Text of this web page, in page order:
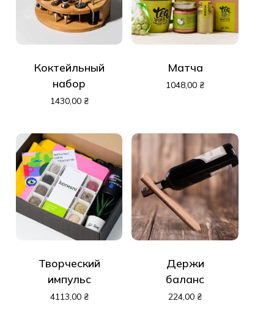
Коктейльный
набор
1430,00 ₴
Матча
1048,00 ₴
Творческий
импульс
4113,00 ₴
Держи
баланс
224,00 ₴